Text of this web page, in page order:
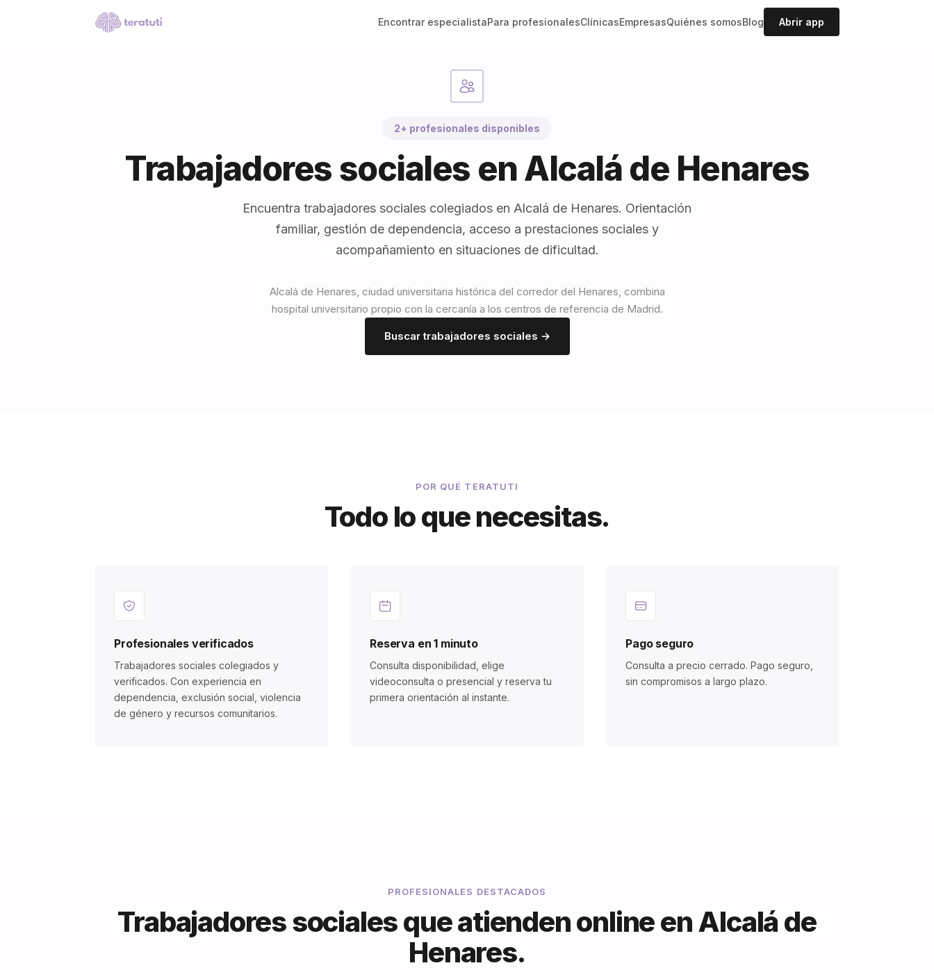
Encontrar especialistaPara profesionalesClínicasEmpresasQuiénes somosBlog Abrir app
2+ profesionales disponibles
Trabajadores sociales en Alcalá de Henares
Encuentra trabajadores sociales colegiados en Alcalá de Henares. Orientación
familiar, gestión de dependencia, acceso a prestaciones sociales y
acompañamiento en situaciones de dificultad.
Alcalá de Henares, ciudad universitaria histórica del corredor del Henares, combina
hospital universitario propio con la cercanía a los centros de referencia de Madrid.
Buscar trabajadores sociales →
POR QUÉ TERATUTI
Todo lo que necesitas.
Profesionales verificados
Trabajadores sociales colegiados y
verificados. Con experiencia en
dependencia, exclusión social, violencia
de género y recursos comunitarios.
Reserva en 1 minuto
Consulta disponibilidad, elige
videoconsulta o presencial y reserva tu
primera orientación al instante.
Pago seguro
Consulta a precio cerrado. Pago seguro,
sin compromisos a largo plazo.
PROFESIONALES DESTACADOS
Trabajadores sociales que atienden online en Alcalá de
Henares.